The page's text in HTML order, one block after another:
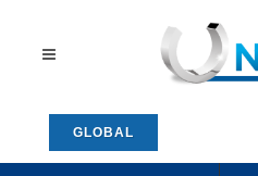
GLOBAL